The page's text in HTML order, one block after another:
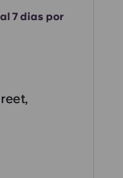
7 dias por